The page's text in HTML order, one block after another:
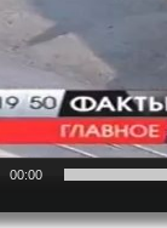
00:00